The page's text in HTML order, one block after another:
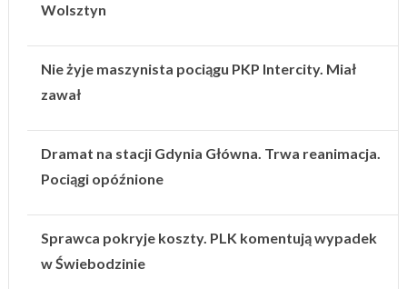
Wolsztyn
Nie żyje maszynista pociągu PKP Intercity. Miał
zawał
Dramat na stacji Gdynia Główna. Trwa reanimacja.
Pociągi opóźnione
Sprawca pokryje koszty. PLK komentują wypadek
w Świebodzinie